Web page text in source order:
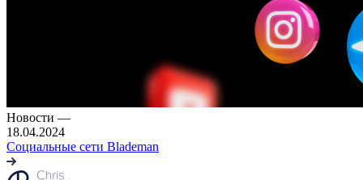
Новости —
18.04.2024
Социальные сети Blademan